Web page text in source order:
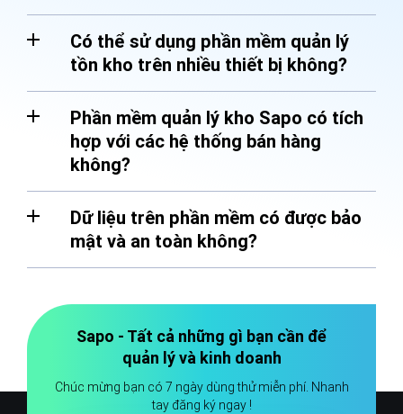
Có thể sử dụng phần mềm quản lý
tồn kho trên nhiều thiết bị không?
Phần mềm quản lý kho Sapo có tích
hợp với các hệ thống bán hàng
không?
Dữ liệu trên phần mềm có được bảo
mật và an toàn không?
Sapo - Tất cả những gì bạn cần để
quản lý và kinh doanh
Chúc mừng bạn có 7 ngày dùng thử miễn phí. Nhanh
tay đăng ký ngay !